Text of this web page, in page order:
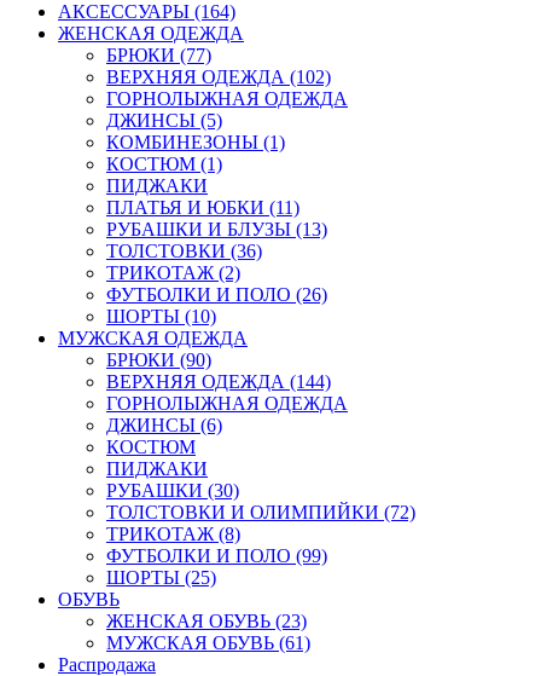
АКСЕССУАРЫ (164)
ЖЕНСКАЯ ОДЕЖДА
БРЮКИ (77)
ВЕРХНЯЯ ОДЕЖДА (102)
ГОРНОЛЫЖНАЯ ОДЕЖДА
ДЖИНСЫ (5)
КОМБИНЕЗОНЫ (1)
КОСТЮМ (1)
ПИДЖАКИ
ПЛАТЬЯ И ЮБКИ (11)
РУБАШКИ И БЛУЗЫ (13)
ТОЛСТОВКИ (36)
ТРИКОТАЖ (2)
ФУТБОЛКИ И ПОЛО (26)
ШОРТЫ (10)
МУЖСКАЯ ОДЕЖДА
БРЮКИ (90)
ВЕРХНЯЯ ОДЕЖДА (144)
ГОРНОЛЫЖНАЯ ОДЕЖДА
ДЖИНСЫ (6)
КОСТЮМ
ПИДЖАКИ
РУБАШКИ (30)
ТОЛСТОВКИ И ОЛИМПИЙКИ (72)
ТРИКОТАЖ (8)
ФУТБОЛКИ И ПОЛО (99)
ШОРТЫ (25)
ОБУВЬ
ЖЕНСКАЯ ОБУВЬ (23)
МУЖСКАЯ ОБУВЬ (61)
Распродажа